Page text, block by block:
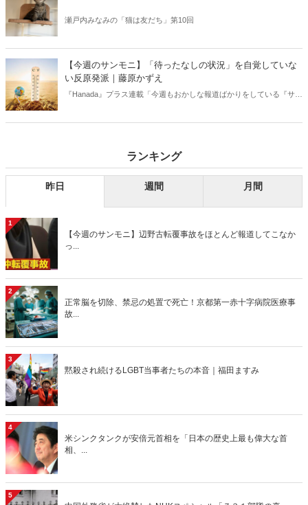
瀬戸内みなみの「猫は友だち」第10回
【今週のサンモニ】「待ったなしの状況」を自覚していな
い反原発派｜藤原かずえ
『Hanada』プラス連載「今週もおかしな報道ばかりをしている『サン
ランキング
昨日 週間 月間
1
【今週のサンモニ】辺野古転覆事故をほとんど報道してこなか
っ...
2
正常脳を切除、禁忌の処置で死亡！京都第一赤十字病院医療事
故...
3
黙殺され続けるLGBT当事者たちの本音｜福田ますみ
4
米シンクタンクが安倍元首相を「日本の歴史上最も偉大な首
相、...
5